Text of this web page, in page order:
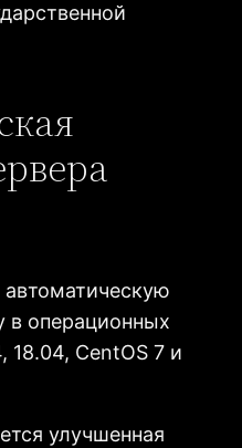
в операционных
18.04, CentOS 7 и
улучшенная